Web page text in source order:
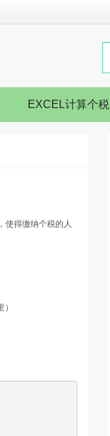
EXCEL计算个税
使得缴纳个税的人